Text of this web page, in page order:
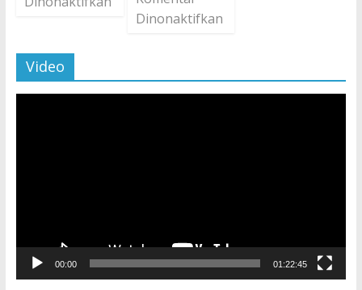
Dinonaktifkan
Video
00:00 01:22:45